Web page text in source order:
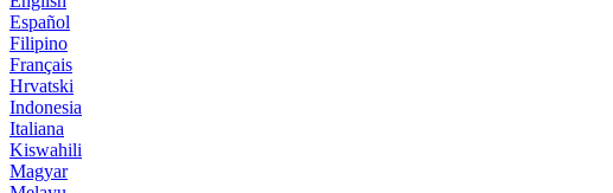
Español
Filipino
Français
Hrvatski
Indonesia
Italiana
Kiswahili
Magyar